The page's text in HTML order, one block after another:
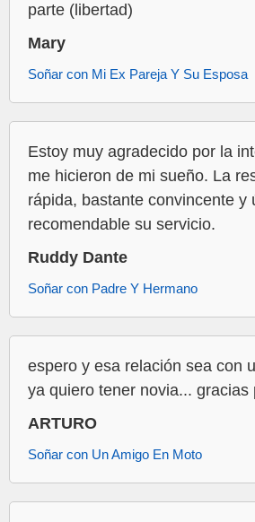
parte (libertad)
Mary
Soñar con Mi Ex Pareja Y Su Esposa
Estoy muy agradecido por la
me hicieron de mi sueño. La
rápida, bastante convincente y
recomendable su servicio.
Ruddy Dante
Soñar con Padre Y Hermano
espero y esa relación sea con
ya quiero tener novia... gracias
ARTURO
Soñar con Un Amigo En Moto